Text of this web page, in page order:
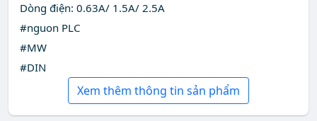
Dòng điện: 0.63A/ 1.5A/ 2.5A
#nguon PLC
#MW
#DIN
Xem thêm thông tin sản phẩm